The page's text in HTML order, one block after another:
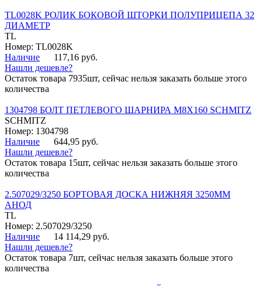
TL0028K РОЛИК БОКОВОЙ ШТОРКИ ПОЛУПРИЦЕПА 32
ДИАМЕТР
TL
Номер: TL0028K
Наличие
117,16 руб.
Нашли дешевле?
Остаток товара 7935шт, сейчас нельзя заказать больше этого
количества
1304798 БОЛТ ПЕТЛЕВОГО ШАРНИРА М8Х160 SCHMITZ
SCHMITZ
Номер: 1304798
Наличие
644,95 руб.
Нашли дешевле?
Остаток товара 15шт, сейчас нельзя заказать больше этого
количества
2.507029/3250 БОРТОВАЯ ДОСКА НИЖНЯЯ 3250ММ
АНОД
TL
Номер: 2.507029/3250
Наличие
14 114,29 руб.
Нашли дешевле?
Остаток товара 7шт, сейчас нельзя заказать больше этого
количества